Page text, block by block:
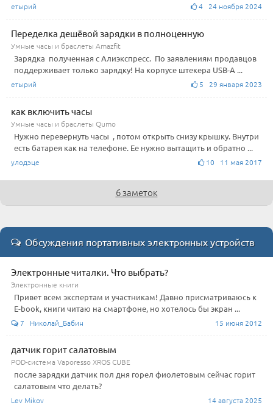
етырий 4 24 ноября 2024
Переделка дешёвой зарядки в полноценную
Умные часы и браслеты Amazfit
Зарядка полученная с Алиэкспресс. По заявлениям продавцов
поддерживает только зарядку! На корпусе штекера USB-А ...
етырий 5 29 января 2023
как включить часы
Умные часы и браслеты Qumo
Нужно перевернуть часы , потом открыть снизу крышку. Внутри
есть батарея как на телефоне. Ее нужно вытащить и обратно ...
улодэце 10 11 мая 2017
6 заметок
Обсуждения портативных электронных устройств
Электронные читалки. Что выбрать?
Электронные книги
Привет всем экспертам и участникам! Давно присматриваюсь к
E-book, книги читаю на смартфоне, но хотелось бы экран ...
7 Николай_Бабин 15 июня 2012
датчик горит салатовым
POD-система Vaporesso XROS CUBE
после зарядки датчик пол дня горел фиолетовым сейчас горит
салатовым что делать?
Lev Mikov 14 августа 2025